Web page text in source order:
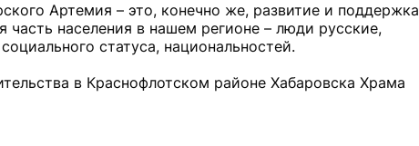
Артемия – это, конечно же, развитие и поддержка
часть населения в нашем регионе – люди русские,
статуса, национальностей.
в Краснофлотском районе Хабаровска Храма